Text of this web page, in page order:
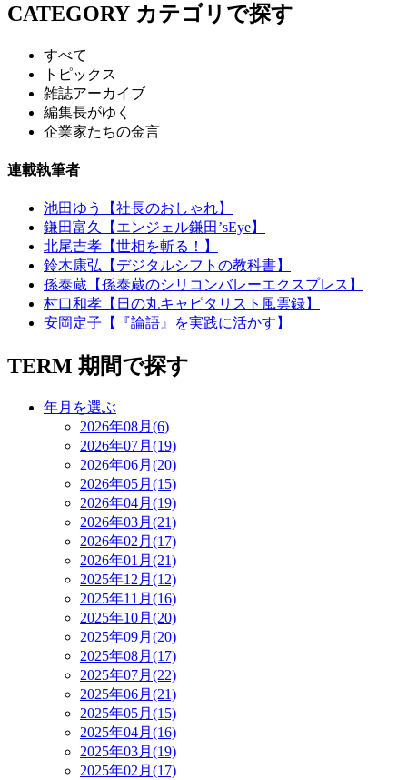
CATEGORY カテゴリで探す
すべて
トピックス
雑誌アーカイブ
編集長がゆく
企業家たちの金言
連載執筆者
池田ゆう【社長のおしゃれ】
鎌田富久【エンジェル鎌田’sEye】
北尾吉孝【世相を斬る！】
鈴木康弘【デジタルシフトの教科書】
孫泰蔵【孫泰蔵のシリコンバレーエクスプレス】
村口和孝【日の丸キャピタリスト風雲録】
安岡定子【『論語』を実践に活かす】
TERM 期間で探す
年月を選ぶ
2026年08月(6)
2026年07月(19)
2026年06月(20)
2026年05月(15)
2026年04月(19)
2026年03月(21)
2026年02月(17)
2026年01月(21)
2025年12月(12)
2025年11月(16)
2025年10月(20)
2025年09月(20)
2025年08月(17)
2025年07月(22)
2025年06月(21)
2025年05月(15)
2025年04月(16)
2025年03月(19)
2025年02月(17)